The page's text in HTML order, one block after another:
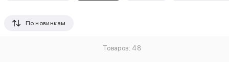
По новинкам
Товаров: 48